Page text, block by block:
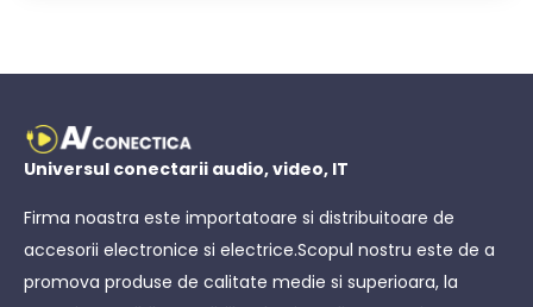
Universul conectarii audio, video, IT
Firma noastra este importatoare si distribuitoare de
accesorii electronice si electrice.Scopul nostru este de a
promova produse de calitate medie si superioara, la